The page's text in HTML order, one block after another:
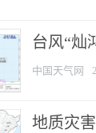
台风“灿
中国天气网
地质灾